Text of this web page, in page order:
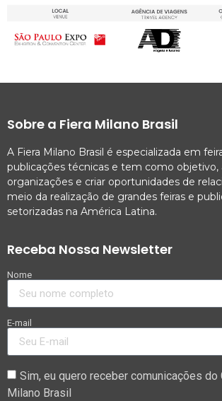
Sobre a Fiera Milano Brasil
A Fiera Milano Brasil é especializada em
publicações técnicas e tem como objetivo,
organizações e criar oportunidades de
meio da realização de grandes feiras e
setorizadas na América Latina.
Receba Nossa Newsletter
Nome
E-mail
Sim, eu quero receber comunicações do
Milano Brasil